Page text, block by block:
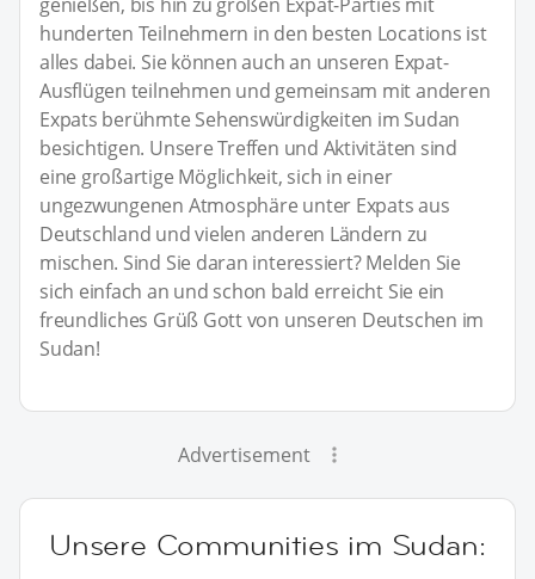
hunderten Teilnehmern in den besten Locations ist
alles dabei. Sie können auch an unseren Expat-
Ausflügen teilnehmen und gemeinsam mit anderen
Expats berühmte Sehenswürdigkeiten im Sudan
besichtigen. Unsere Treffen und Aktivitäten sind
eine großartige Möglichkeit, sich in einer
ungezwungenen Atmosphäre unter Expats aus
Deutschland und vielen anderen Ländern zu
mischen. Sind Sie daran interessiert? Melden Sie
sich einfach an und schon bald erreicht Sie ein
freundliches Grüß Gott von unseren Deutschen im
Sudan!
Advertisement
Unsere Communities im Sudan: